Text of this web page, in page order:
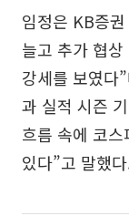
임정은 KB증
늘고 추가 협
강세를 보였다
과 실적 시즌
흐름 속에 코
있다”고 말했